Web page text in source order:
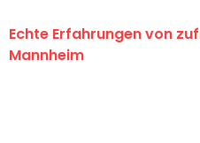
Echte Erfahrungen von
Mannheim